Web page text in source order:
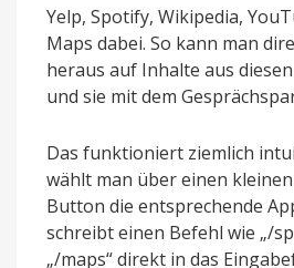
Yelp, Spotify, Wikipedia,
Maps dabei. So kann man
heraus auf Inhalte aus
und sie mit dem
Das funktioniert ziemlich
wählt man über einen
Button die entsprechende
schreibt einen Befehl wie „/
„/maps“ direkt in das